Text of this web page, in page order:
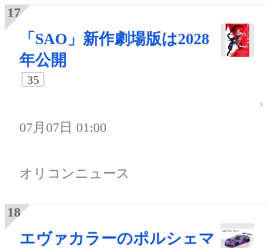
「SAO」新作劇場版は2028
年公開
35
07月07日 01:00
オリコンニュース
エヴァカラーのポルシェマ